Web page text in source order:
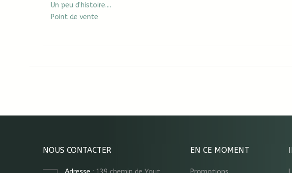
Un peu d'histoire....
Point de vente
NOUS CONTACTER EN CE MOMENT